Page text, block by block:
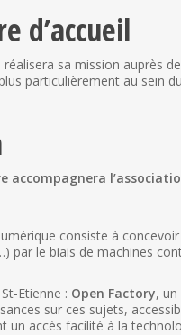
d’accueil
sa mission auprès
particulièrement au sein
accompagnera
consiste à
par le biais de machines
Etienne : Open Factory,
sur ces sujets,
un accès facilité à la